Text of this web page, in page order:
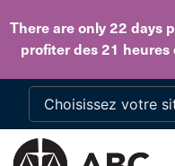
There are only 22 days
profiter des 21 heures